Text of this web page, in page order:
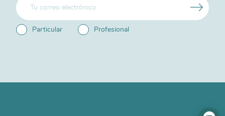
Particular Profesional